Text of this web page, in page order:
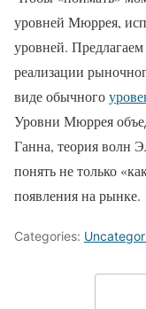
уровней Мюррея,
уровней.
реализации
виде обычного
Уровни Мюррея
Ганна, теория волн
понять не только
появления на рынке.
Categories: